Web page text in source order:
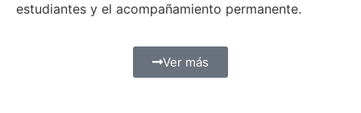
estudiantes y el acompañamiento permanente.
Ver más